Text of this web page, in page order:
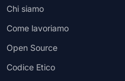
Chi siamo
Come lavoriamo
Open Source
Codice Etico